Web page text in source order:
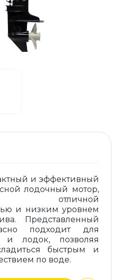
и эффективный
лодочный мотор,
отличной
и низким уровнем
Представленный
подходит для
и лодок, позволяя
быстрым и
по воде.